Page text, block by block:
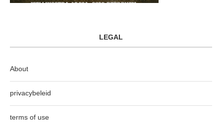
LEGAL
About
privacybeleid
terms of use